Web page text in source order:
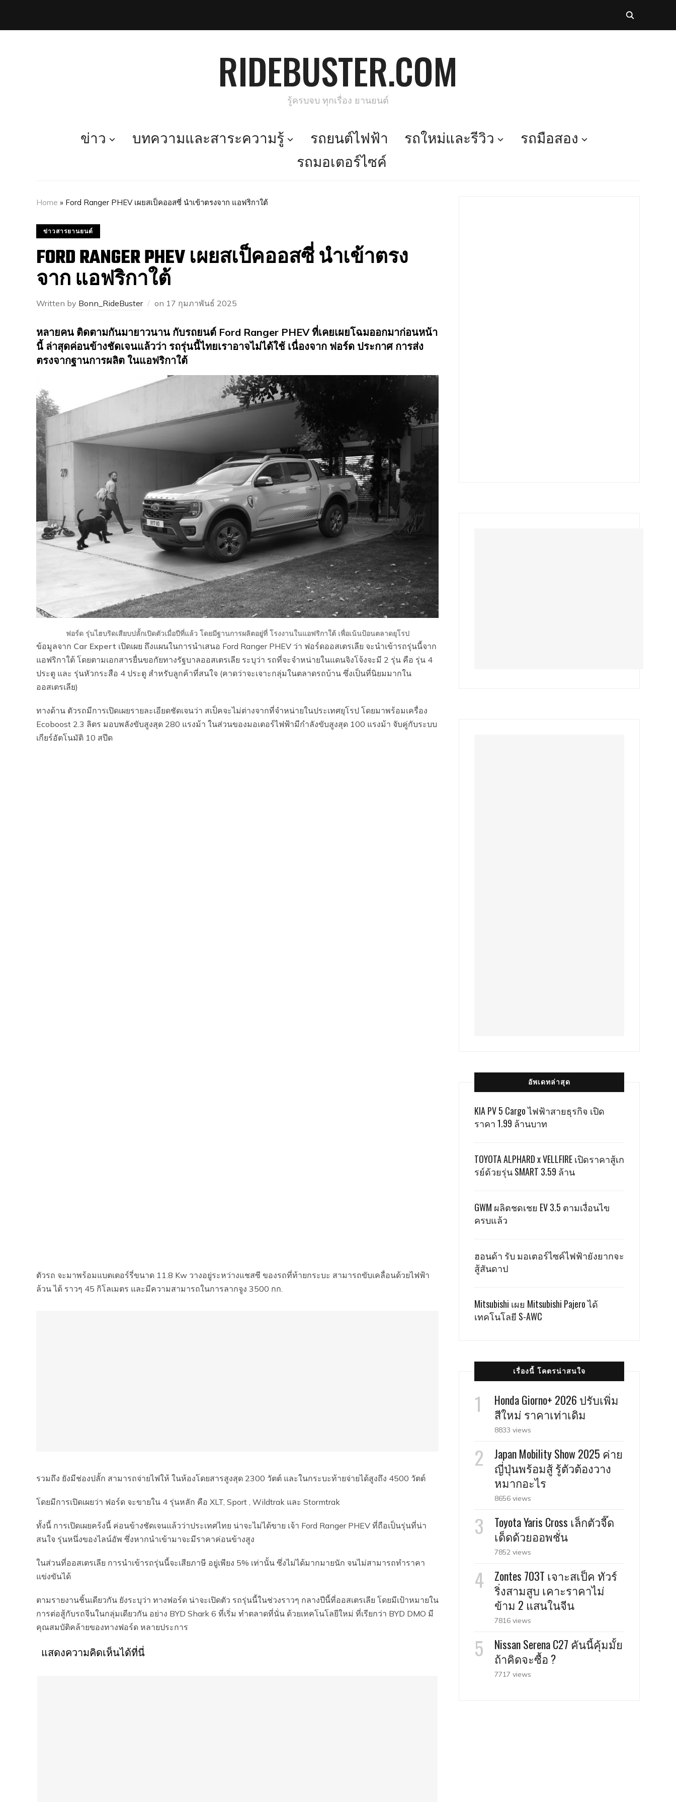
RIDEBUSTER.COM
รู้ครบจบ ทุกเรื่อง ยานยนต์
ข่าว บทความและสาระความรู้ รถยนต์ไฟฟ้า รถใหม่และรีวิว
รถมือสอง
รถมอเตอร์ไซค์
Home » Ford Ranger PHEV เผยสเป็คออสซี่ นำเข้าตรงจาก แอฟริกาใต้
ข่าวสารยานยนต์
FORD RANGER PHEV เผยสเป็คออสซี่ นำเข้าตรง
จาก แอฟริกาใต้
Written by Bonn_RideBuster on 17 กุมภาพันธ์ 2025
หลายคน ติดตามกันมายาวนาน กับรถยนต์ Ford Ranger PHEV ที่เคยเผยโฉมออกมาก่อนหน้า
นี้ ล่าสุดค่อนข้างชัดเจนแล้วว่า รถรุ่นนี้ไทยเราอาจไม่ได้ใช้ เนื่องจาก ฟอร์ด ประกาศ การส่ง
ตรงจากฐานการผลิต ในแอฟริกาใต้
ฟอร์ด รุ่นไฮบริดเสียบปลั้กเปิดตัวเมื่อปีที่แล้ว โดยมีฐานการผลิตอยู่ที่ โรงงานในแอฟริกาใต้ เพื่อเน้นป้อนตลาดยุโรป
ข้อมูลจาก Car Expert เปิดเผย ถึงแผนในการนำเสนอ Ford Ranger PHEV ว่า ฟอร์ดออสเตรเลีย จะนำเข้ารถรุ่นนี้จาก
แอฟริกาใต้ โดยตามเอกสารยื่นขอกัยทางรัฐบาลออสเตรเลีย ระบุว่า รถที่จะจำหน่ายในแดนจิงโจ้งจะมี 2 รุ่น คือ รุ่น 4
ประตู และ รุ่นหัวกระสือ 4 ประตู สำหรับลูกค้าที่สนใจ (คาดว่าจะเจาะกลุ่มในตลาดรถบ้าน ซึ่งเป็นที่นิยมมากใน
ออสเตรเลีย)
ทางด้าน ตัวรถมีการเปิดเผยรายละเอียดชัดเจนว่า สเป็คจะไม่ต่างจากที่จำหน่ายในประเทศยุโรป โดยมาพร้อมเครื่อง
Ecoboost 2.3 ลิตร มอบพลังขับสูงสุด 280 แรงม้า ในส่วนของมอเตอร์ไฟฟ้ามีกำลังขับสูงสุด 100 แรงม้า จับคู่กับระบบ
เกียร์อัตโนมัติ 10 สปีด
ตัวรถ จะมาพร้อมแบตเตอร์รี่ขนาด 11.8 Kw วางอยู่ระหว่างแชสซี ของรถที่ท้ายกระบะ สามารถขับเคลื่อนด้วยไฟฟ้า
ล้วน ได้ ราวๆ 45 กิโลเมตร และมีความสามารถในการลากจูง 3500 กก.
รวมถึง ยังมีช่องปลั้ก สามารถจ่ายไฟให้ ในห้องโดยสารสูงสุด 2300 วัตต์ และในกระบะท้ายจ่ายได้สูงถึง 4500 วัตต์
โดยมีการเปิดเผยว่า ฟอร์ด จะขายใน 4 รุ่นหลัก คือ XLT, Sport , Wildtrak และ Stormtrak
ทั้งนี้ การเปิดเผยคร้งนี้ ค่อนข้างชัดเจนแล้วว่าประเทศไทย น่าจะไม่ได้ขาย เจ้า Ford Ranger PHEV ที่ถือเป็นรุ่นที่น่า
สนใจ รุ่นหนึ่งของไลน์อัพ ซึ่งหากนำเข้ามาจะมีราคาค่อนข้างสูง
ในส่วนที่ออสเตรเลีย การนำเข้ารถรุ่นนี้จะเสียภาษี อยู่เพียง 5% เท่านั้น ซึ่งไม่ได้มากมายนัก จนไม่สามารถทำราคา
แข่งขันได้
ตามรายงานชิ้นเดียวกัน ยังระบุว่า ทางฟอร์ด น่าจะเปิดตัว รถรุ่นนี้ในช่วงราวๆ กลางปีนี้ที่ออสเตรเลีย โดยมีเป้าหมายใน
การต่อสู้กับรถจีนในกลุ่มเดียวกัน อย่าง BYD Shark 6 ที่เริ่ม ทำตลาดที่นั่น ด้วยเทคโนโลยีใหม่ ที่เรียกว่า BYD DMO มี
คุณสมบัติคล้ายของทางฟอร์ด หลายประการ
แสดงความคิดเห็นได้ที่นี่
อัพเดทล่าสุด
KIA PV 5 Cargo ไฟฟ้าสายธุรกิจ เปิด
ราคา 1.99 ล้านบาท
TOYOTA ALPHARD x VELLFIRE เปิดราคาสู้เก
รย์ด้วยรุ่น SMART 3.59 ล้าน
GWM ผลิตชดเชย EV 3.5 ตามเงื่อนไข
ครบแล้ว
ฮอนด้า รับ มอเตอร์ไซค์ไฟฟ้ายังยากจะ
สู้สันดาป
Mitsubishi เผย Mitsubishi Pajero ได้
เทคโนโลยี S-AWC
เรื่องนี้ โคตรน่าสนใจ
Honda Giorno+ 2026 ปรับเพิ่ม
สีใหม่ ราคาเท่าเดิม
8833 views
Japan Mobility Show 2025 ค่าย
ญี่ปุ่นพร้อมสู้ รู้ตัวต้องวาง
หมากอะไร
8656 views
Toyota Yaris Cross เล็กตัวจี๊ด
เด็ดด้วยออพชั่น
7852 views
Zontes 703T เจาะสเป็ค ทัวร์
ริ่งสามสูบ เคาะราคาไม่
ข้าม 2 แสนในจีน
7816 views
Nissan Serena C27 คันนี้คุ้มมั้ย
ถ้าคิดจะซื้อ ?
7717 views